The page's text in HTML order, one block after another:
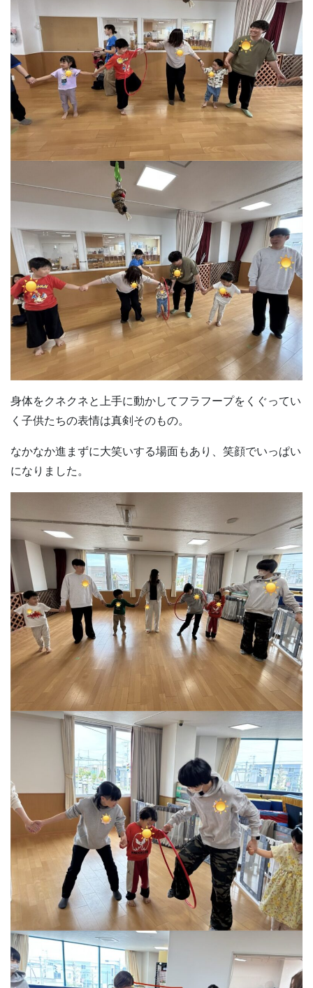
身体をクネクネと上手に動かしてフラフープをくぐってい
く子供たちの表情は真剣そのもの。
なかなか進まずに大笑いする場面もあり、笑顔でいっぱい
になりました。